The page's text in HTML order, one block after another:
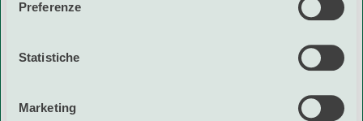
È possibile, in ogni momento, gestire le preferenze di
Preferenze
Statistiche
Marketing
Indietro